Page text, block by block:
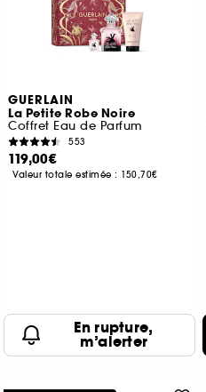
GUERLAIN
La Petite Robe Noire
Coffret Eau de Parfum
553
119,00€
Valeur totale estimée : 150,70€
En rupture,
m’alerter